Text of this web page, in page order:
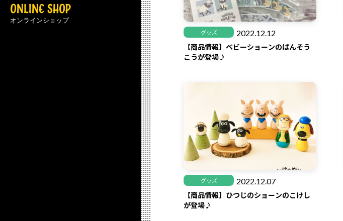
ONLINE SHOP
オンラインショップ
グッズ 2022.12.12
【商品情報】ベビーショーンのばんそう
こうが登場♪
グッズ 2022.12.07
【商品情報】ひつじのショーンのこけし
が登場♪